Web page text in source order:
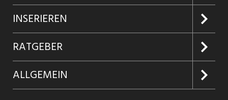
Jobs suchen
Jobabo
Firmen entdecken
Jobs in Graubünden
INSERIEREN
Kundenlogin
Inserieren
Produkte
RATGEBER
Glossar
ALLGEMEIN